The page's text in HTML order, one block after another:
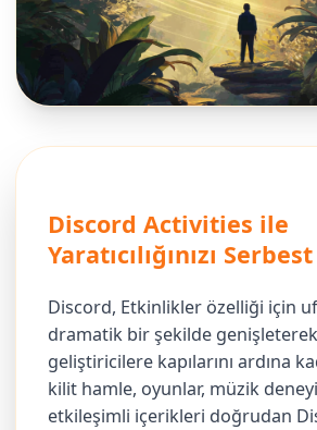
Discord Activities ile
Yaratıcılığınızı
Discord, Etkinlikler özelliği için
dramatik bir şekilde
geliştiricilere kapılarını ardına
kilit hamle, oyunlar, müzik
etkileşimli içerikleri doğrudan